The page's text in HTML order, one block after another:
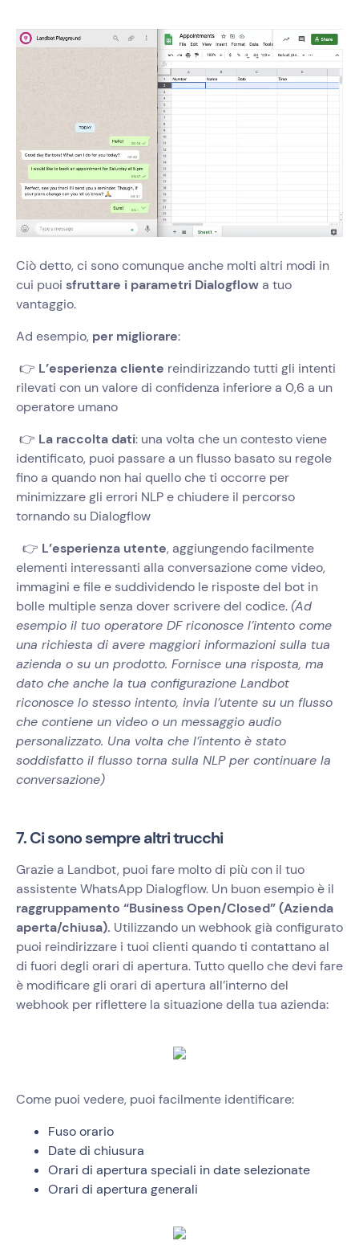
Ciò detto, ci sono comunque anche molti altri modi in
cui puoi sfruttare i parametri Dialogflowa tuo
vantaggio.
Ad esempio, per migliorare:
👉 L’esperienza cliente reindirizzando tutti gli intenti
rilevati con un valore di confidenza inferiore a 0,6 a un
operatore umano
👉 La raccolta dati: una volta che un contesto viene
identificato, puoi passare a un flusso basato su regole
fino a quando non hai quello che ti occorre per
minimizzare gli errori NLP e chiudere il percorso
tornando su Dialogflow
👉 L’esperienza utente, aggiungendo facilmente
elementi interessanti alla conversazione come video,
immagini e file e suddividendo le risposte del bot in
bolle multiple senza dover scrivere del codice.(Ad
esempio il tuo operatore DF riconosce l’intento come
una richiesta di avere maggiori informazioni sulla tua
azienda o su un prodotto. Fornisce una risposta, ma
dato che anche la tua configurazione Landbot
riconosce lo stesso intento, invia l’utente su un flusso
che contiene un video o un messaggio audio
personalizzato. Una volta che l’intento è stato
soddisfatto il flusso torna sulla NLP per continuare la
conversazione)
7. Ci sono sempre altri trucchi
Grazie a Landbot, puoi fare molto di più con il tuo
assistente WhatsApp Dialogflow. Un buon esempio è il
raggruppamento “Business Open/Closed” (Azienda
aperta/chiusa). Utilizzando un webhook già configurato
puoi reindirizzare i tuoi clienti quando ti contattano al
di fuori degli orari di apertura. Tutto quello che devi fare
è modificare gli orari di apertura all’interno del
webhook per riflettere la situazione della tua azienda:
Come puoi vedere, puoi facilmente identificare:
Fuso orario
Date di chiusura
Orari di apertura speciali in date selezionate
Orari di apertura generali